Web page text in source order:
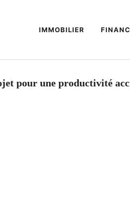
IMMOBILIER
pour une productivité